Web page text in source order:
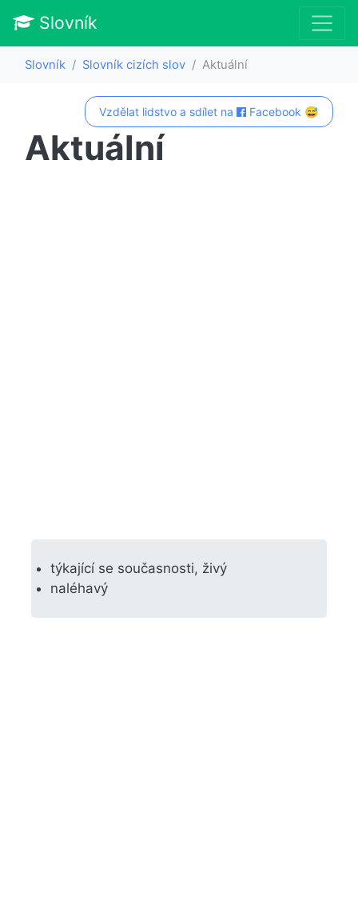
Slovník
Slovník Slovník cizích slov Aktuální
Vzdělat lidstvo a sdílet na Facebook 😅
Aktuální
týkající se současnosti, živý
naléhavý